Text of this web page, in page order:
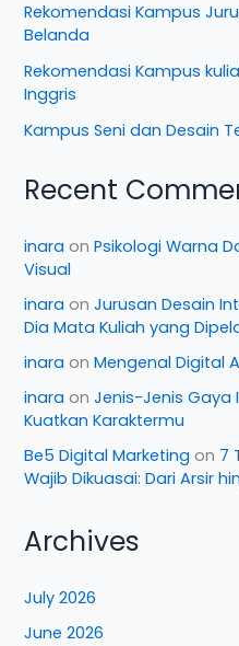
Rekomendasi Kampus
Belanda
Rekomendasi Kampus
Inggris
Kampus Seni dan Desain
Recent
inara onPsikologi Warna
Visual
inara onJurusan Desain
Dia Mata Kuliah yang
inara onMengenal Digital
inara onJenis-Jenis Gaya
Kuatkan Karaktermu
Be5 Digital Marketing on 7
Wajib Dikuasai: Dari Arsir
Archives
July 2026
June 2026